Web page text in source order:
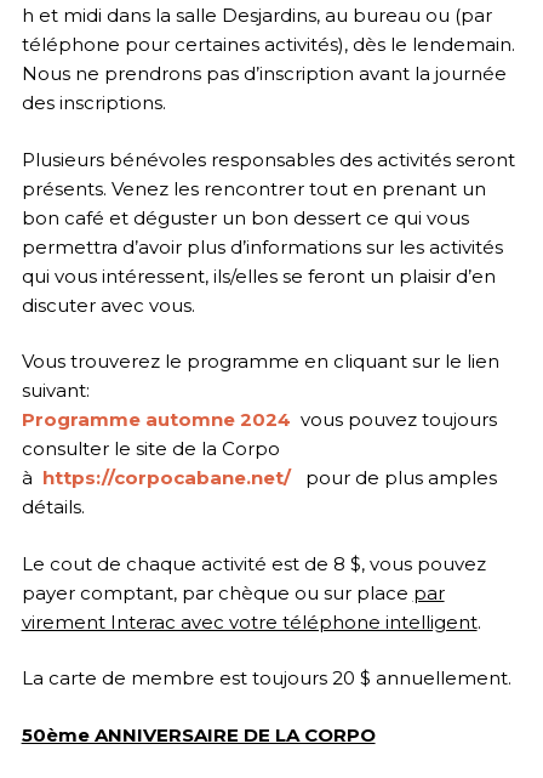
h et midi dans la salle Desjardins, au bureau ou (par
téléphone pour certaines activités), dès le lendemain.
Nous ne prendrons pas d’inscription avant la journée
des inscriptions.
Plusieurs bénévoles responsables des activités seront
présents. Venez les rencontrer tout en prenant un
bon café et déguster un bon dessert ce qui vous
permettra d’avoir plus d’informations sur les activités
qui vous intéressent, ils/elles se feront un plaisir d’en
discuter avec vous.
Vous trouverez le programme en cliquant sur le lien
suivant:
Programme automne 2024 vous pouvez toujours
consulter le site de la Corpo
à https://corpocabane.net/
pour de plus amples
détails.
Le cout de chaque activité est de 8 $, vous pouvez
payer comptant, par chèque ou sur place par
virement Interac avec votre téléphone intelligent.
La carte de membre est toujours 20 $ annuellement.
50ème ANNIVERSAIRE DE LA CORPO